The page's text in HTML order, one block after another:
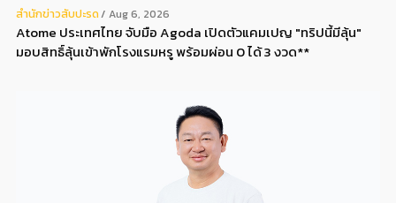
สํานักข่าวสับปะรด Aug 6, 2026
Atome ประเทศไทย จับมือ Agoda เปิดตัวแคมเปญ "ทริปนี้มีลุ้น"
มอบสิทธิ์ลุ้นเข้าพักโรงแรมหรู พร้อมผ่อน 0 ได้ 3 งวด**